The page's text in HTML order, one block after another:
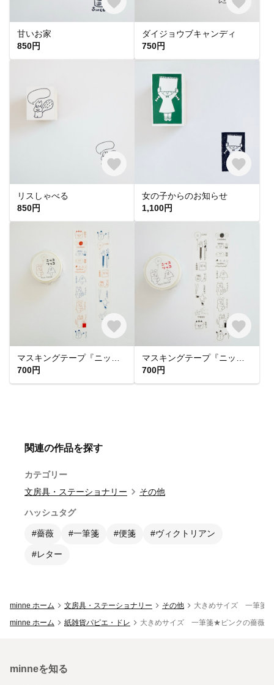
甘いお家
850円
ダイジョウブキャンディ
750円
リスしゃべる
850円
女の子からのお知らせ
1,100円
700円
700円
関連の作品を探す
カテゴリー
文房具・ステーショナリー
その他
ハッシュタグ
#薔薇 #一筆箋 #便箋 #ヴィクトリアン
#レター
minne ホーム 文房具・ステーショナリー その他
大きめサイズ 一筆箋★
minne ホーム
紙雑貨パピエ・ドレ 大きめサイズ 一筆箋★ピンクの薔薇
minneを知る